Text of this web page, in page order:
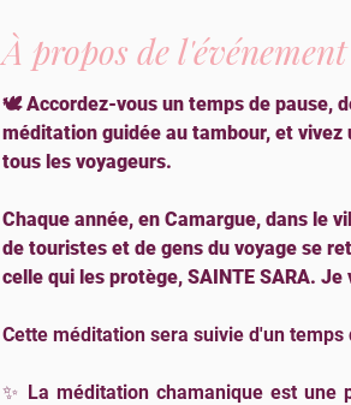
À propos de l'événement
🕊️ Accordez-vous un temps de pause,
méditation guidée au tambour, et
tous les voyageurs.
Chaque année, en Camargue, dans le
de touristes et de gens du voyage se
celle qui les protège, SAINTE SARA.
Cette méditation sera suivie d'un temps
✨ La méditation chamanique est